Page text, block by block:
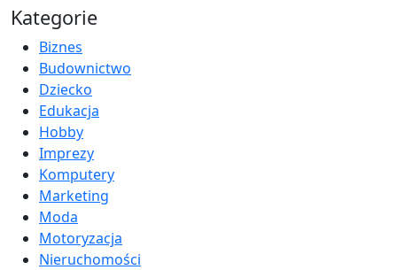
Kategorie
Biznes
Budownictwo
Dziecko
Edukacja
Hobby
Imprezy
Komputery
Marketing
Moda
Motoryzacja
Nieruchomości